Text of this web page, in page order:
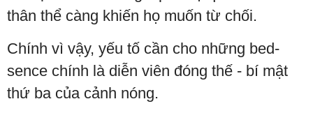
thân thể càng khiến họ muốn từ chối.
Chính vì vậy, yếu tố cần cho những bed-
sence chính là diễn viên đóng thế - bí mật
thứ ba của cảnh nóng.